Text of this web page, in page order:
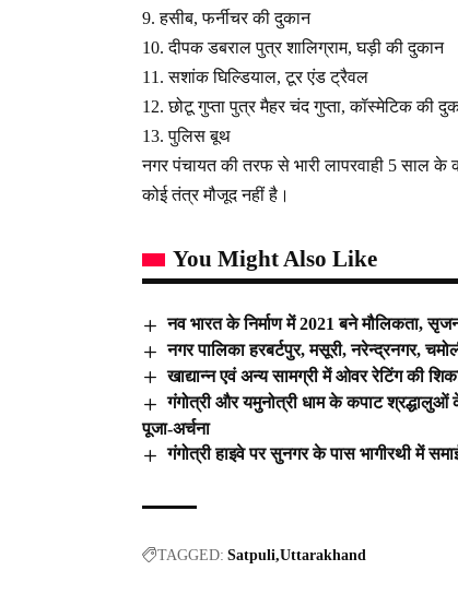
9. हसीब, फर्नीचर की दुकान
10. दीपक डबराल पुत्र शालिग्राम, घड़ी की दुकान
11. सशांक घिल्डियाल, टूर एंड ट्रैवल
12. छोटू गुप्ता पुत्र मैहर चंद गुप्ता, कॉस्मेटिक की
13. पुलिस बूथ
नगर पंचायत की तरफ से भारी लापरवाही 5 साल के
कोई तंत्र मौजूद नहीं है।
You Might Also Like
नव भारत के निर्माण में 2021 बने मौलिकता,
नगर पालिका हरबर्टपुर, मसूरी, नरेन्द्रनगर,
खाद्यान्न एवं अन्य सामग्री में ओवर रेटिंग की
गंगोत्री और यमुनोत्री धाम के कपाट
पूजा-अर्चना
गंगोत्री हाइवे पर सुनगर के पास भागीरथी में
TAGGED: Satpuli Uttarakhand